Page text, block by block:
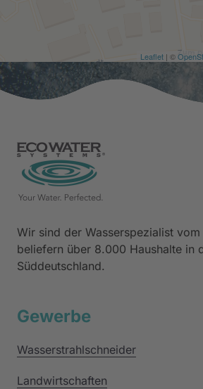
Leaflet | ©
Wir sind der Wasserspezialist vom
beliefern über 8.000 Haushalte in
Süddeutschland.
Gewerbe
Wasserstrahlschneider
Landwirtschaften